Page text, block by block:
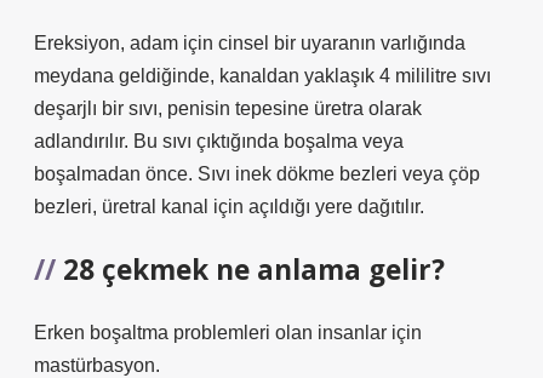
Ereksiyon, adam için cinsel bir uyaranın varlığında
meydana geldiğinde, kanaldan yaklaşık 4 mililitre sıvı
deşarjlı bir sıvı, penisin tepesine üretra olarak
adlandırılır. Bu sıvı çıktığında boşalma veya
boşalmadan önce. Sıvı inek dökme bezleri veya çöp
bezleri, üretral kanal için açıldığı yere dağıtılır.
28 çekmek ne anlama gelir?
Erken boşaltma problemleri olan insanlar için
mastürbasyon.